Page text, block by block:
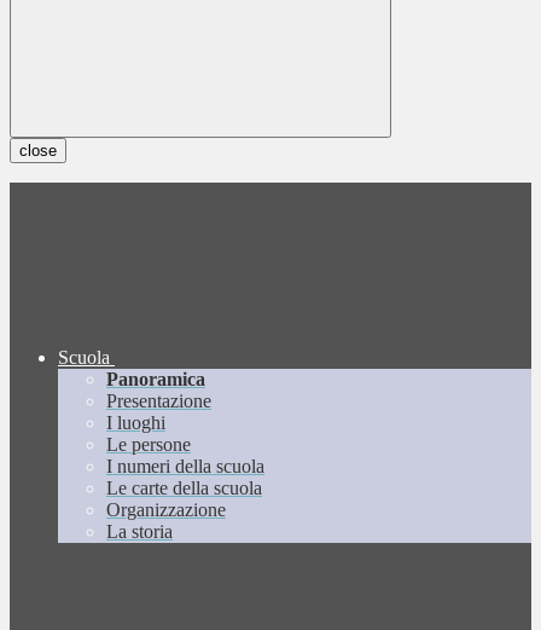
close
Scuola
Panoramica
Presentazione
I luoghi
Le persone
I numeri della scuola
Le carte della scuola
Organizzazione
La storia